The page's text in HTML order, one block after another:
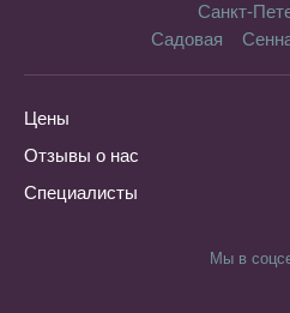
Санкт-
Садовая
Цены
Отзывы о нас
Специалисты
Мы в